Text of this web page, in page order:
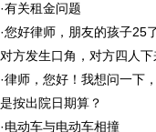
·有关租金问题
·您好律师，朋友的孩子25
对方发生口角，对方四人
·律师，您好！我想问一下
是按出院日期算？
·电动车与电动车相撞